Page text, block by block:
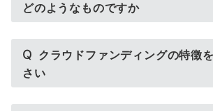
どのようなものですか
Q クラウドファンディングの特徴
さい